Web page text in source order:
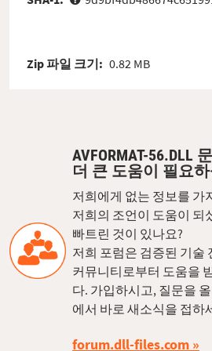
Zip 파일 크기: 0.82 MB
AVFORMAT-56.DLL
더 큰 도움이 필요
저희에게 없는 정보를 가
저희의 조언이 도움이 되
빠트린 것이 있나요?
저희 포럼은 검증된 기술
커뮤니티로부터 도움을
다. 가입하시고, 질문을
에서 바로 새소식을 접하
forum.dll-files.com